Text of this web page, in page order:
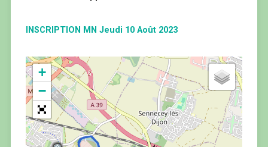
INSCRIPTION MN Jeudi 10 Août 2023
+
−